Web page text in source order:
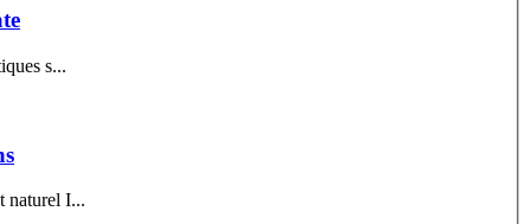
II. Les caractéristiques s...
physique et naturel I...